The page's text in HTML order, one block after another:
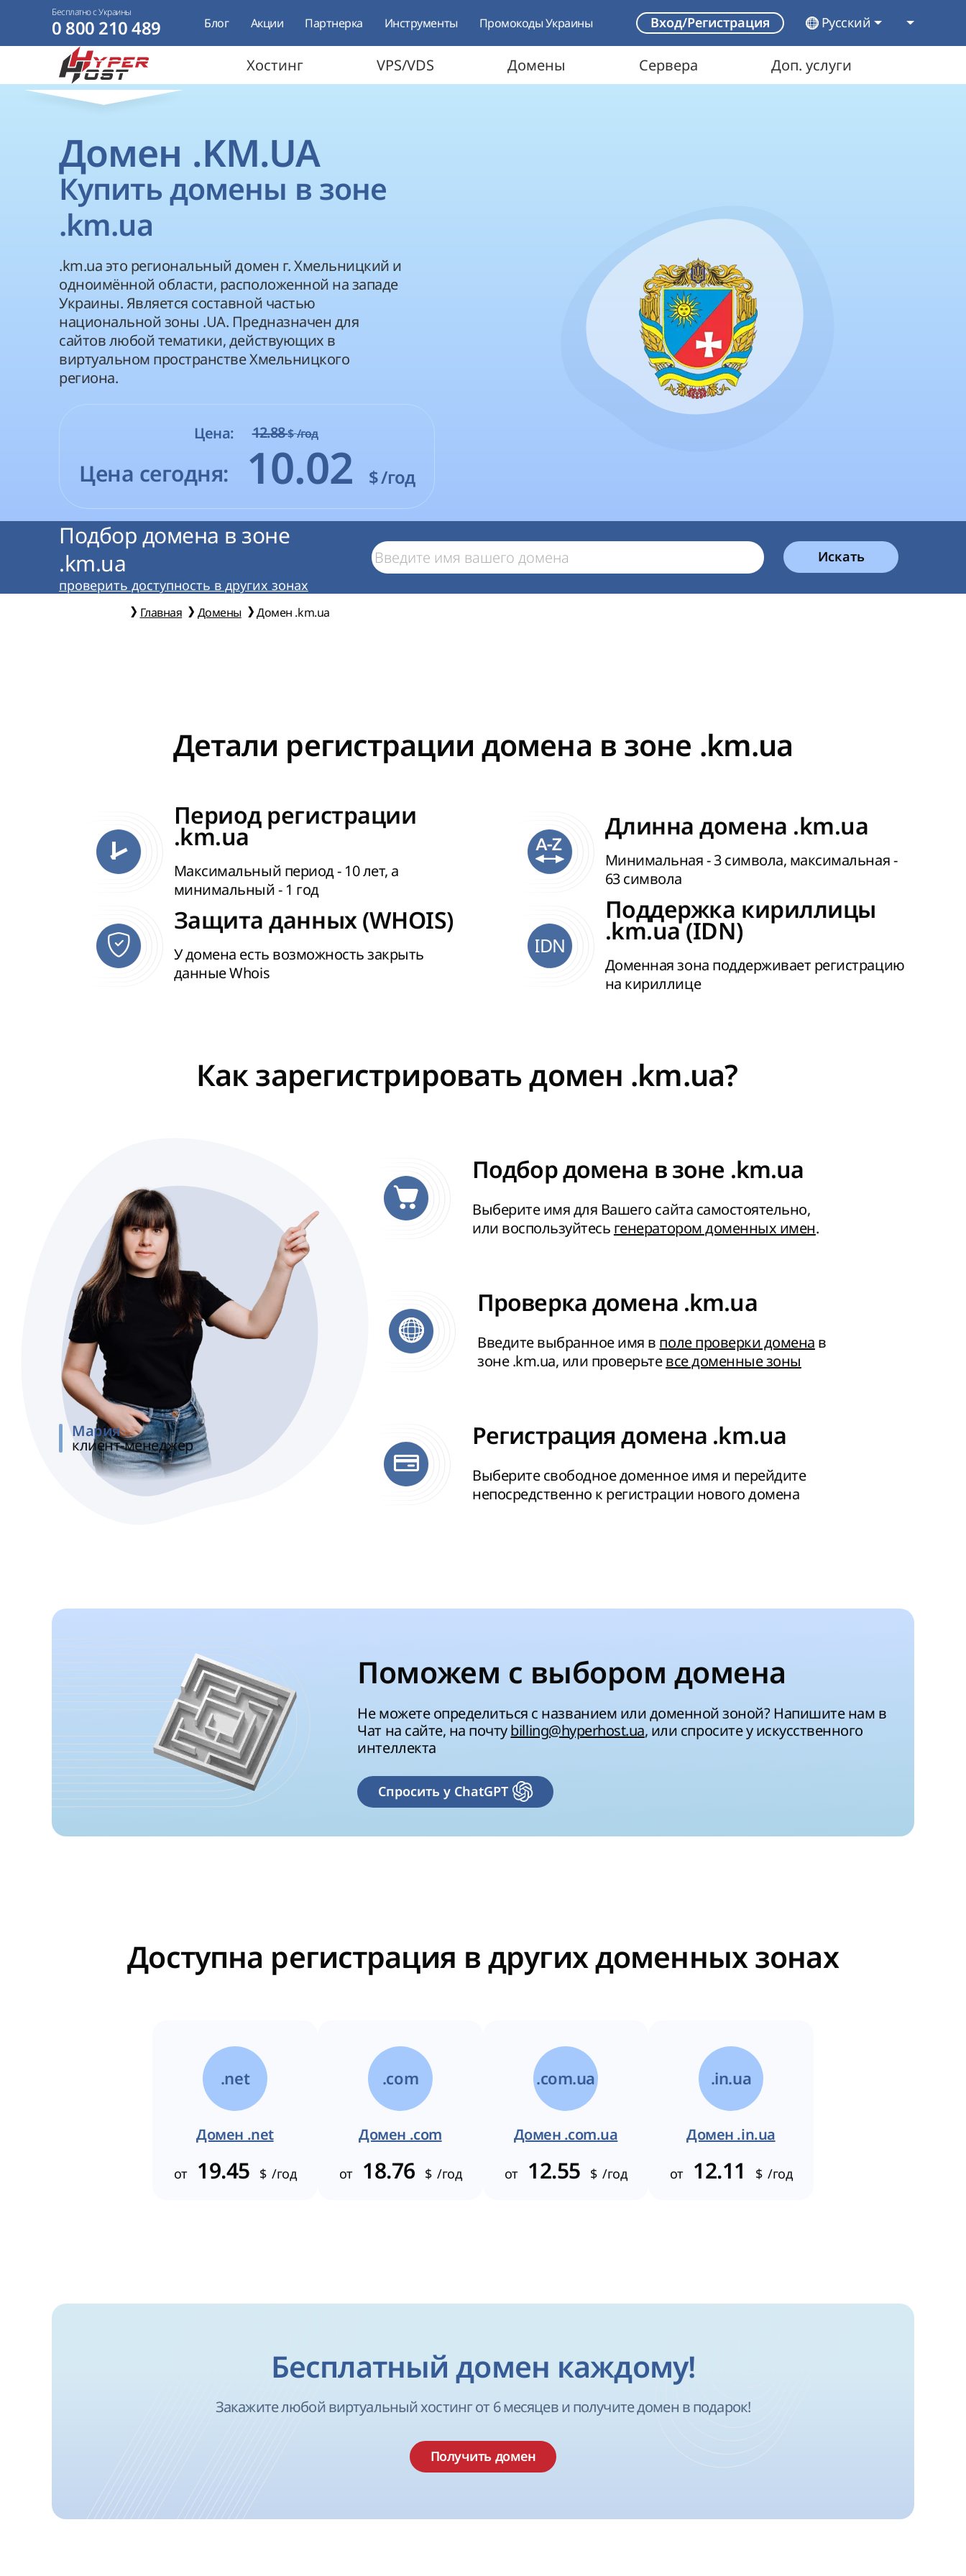
Бесплатно с Украины
0 800 210 489 Блог Акции Партнерка Инструменты Промокоды Украины Вход/Регистрация Русский
Хостинг VPS/VDS Домены Сервера Доп. услуги
Домен .KM.UA
Купить домены в зоне
.km.ua
.km.ua это региональный домен г. Хмельницкий и
одноимённой области, расположенной на западе
Украины. Является составной частью
национальной зоны .UA. Предназначен для
сайтов любой тематики, действующих в
виртуальном пространстве Хмельницкого
региона.
Цена: 12.88$ /год
Цена сегодня: 10.02 $/год
Подбор домена в зоне
.km.ua
проверить доступность в других зонах
Искать
Главная Домены Домен .km.ua
Детали регистрации домена в зоне .km.ua
Период регистрации
.km.ua
Максимальный период - 10 лет, а
минимальный - 1 год
Длинна домена .km.ua
Минимальная - 3 символа, максимальная -
63 символа
Защита данных (WHOIS)
У домена есть возможность закрыть
данные Whois
IDN
Поддержка кириллицы
.km.ua (IDN)
Доменная зона поддерживает регистрацию
на кириллице
Как зарегистрировать домен .km.ua?
Мария
клиент-менеджер
Подбор домена в зоне .km.ua
Выберите имя для Вашего сайта самостоятельно,
или воспользуйтесь генератором доменных имен.
Проверка домена .km.ua
Введите выбранное имя в поле проверки домена в
зоне .km.ua, или проверьтевсе доменные зоны
Регистрация домена .km.ua
Выберите свободное доменное имя и перейдите
непосредственно к регистрации нового домена
Поможем с выбором домена
Не можете определиться с названием или доменной зоной? Напишите нам в
Чат на сайте, на почтуbilling@hyperhost.ua, или спросите у искусственного
интеллекта
Спросить у ChatGPT
Доступна регистрация в других доменных зонах
.net
Домен .net
от 19.45 $ /год
.com
Домен .com
от 18.76 $ /год
.com.ua
Домен .com.ua
от 12.55 $ /год
.in.ua
Домен .in.ua
от 12.11 $ /год
Бесплатный домен каждому!
Закажите любой виртуальный хостинг от 6 месяцев и получите домен в подарок!
Получить домен